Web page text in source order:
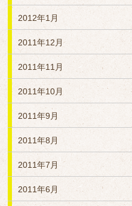
2012年1月
2011年12月
2011年11月
2011年10月
2011年9月
2011年8月
2011年7月
2011年6月